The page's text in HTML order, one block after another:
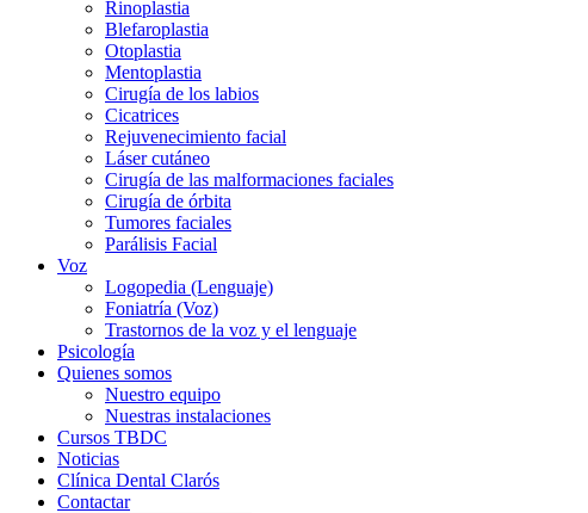
Rinoplastia
Blefaroplastia
Otoplastia
Mentoplastia
Cirugía de los labios
Cicatrices
Rejuvenecimiento facial
Láser cutáneo
Cirugía de las malformaciones faciales
Cirugía de órbita
Tumores faciales
Parálisis Facial
Voz
Logopedia (Lenguaje)
Foniatría (Voz)
Trastornos de la voz y el lenguaje
Psicología
Quienes somos
Nuestro equipo
Nuestras instalaciones
Cursos TBDC
Noticias
Clínica Dental Clarós
Contactar